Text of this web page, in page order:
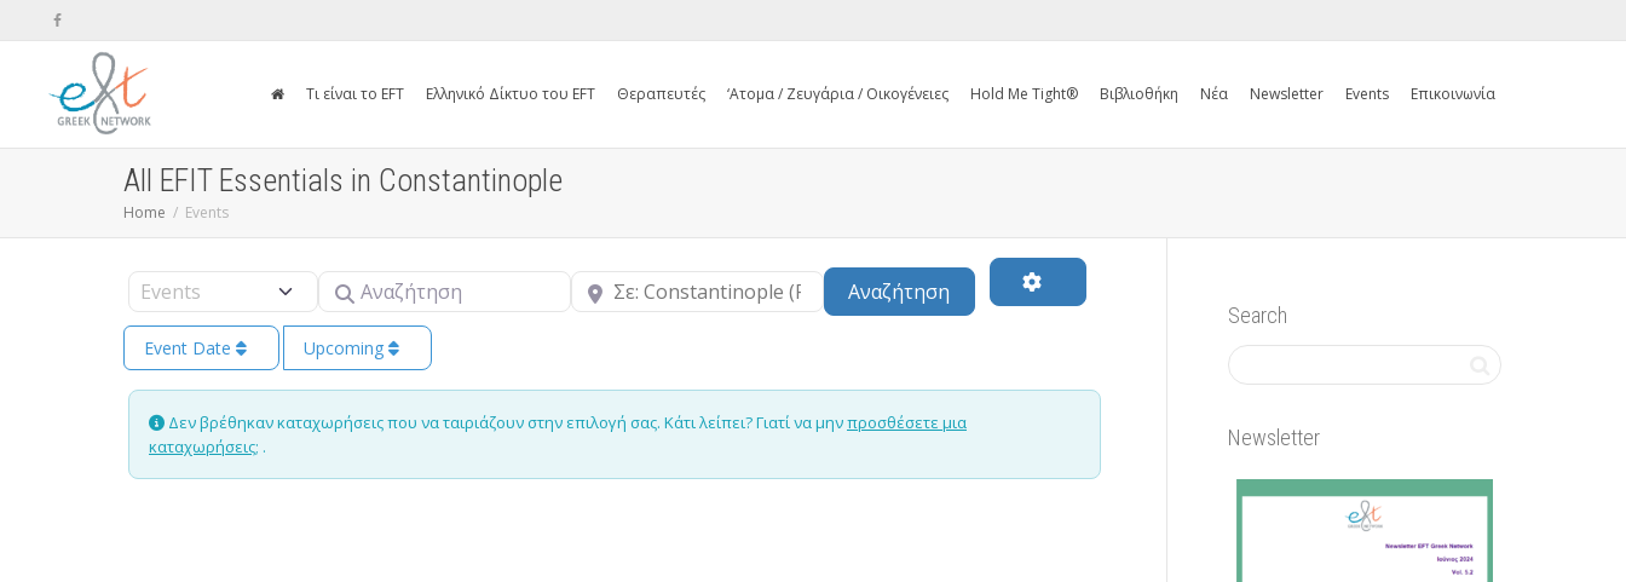
Τι είναι το EFT Ελληνικό Δίκτυο του EFT Θεραπευτές ‘Ατομα / Ζευγάρια / Οικογένειες Hold Me Tight® Βιβλιοθήκη Νέα Newsletter Events Επικοινωνία
All EFIT Essentials in Constantinople
Home Events
Select search type Αναζήτηση Κοντά Αναζήτηση
Event Date Upcoming
Δεν βρέθηκαν καταχωρήσεις που να ταιριάζουν στην επιλογή σας. Κάτι λείπει? Γιατί να μηνπροσθέσετε μια
καταχωρήσεις; .
Search
Newsletter